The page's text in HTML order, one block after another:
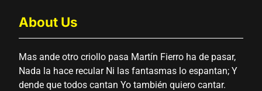
About Us
Mas ande otro criollo pasa Martín Fierro ha de pasar,
Nada la hace recular Ni las fantasmas lo espantan; Y
dende que todos cantan Yo también quiero cantar.